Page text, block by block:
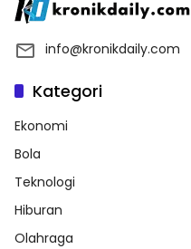
info@kronikdaily.com
Kategori
Ekonomi
Bola
Teknologi
Hiburan
Olahraga